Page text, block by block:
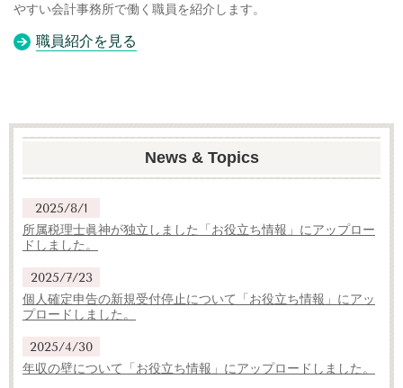
やすい会計事務所で働く職員を紹介します。
職員紹介を見る
News & Topics
2025/8/1
所属税理士眞神が独立しました「お役立ち情報」にアップロー
ドしました。
2025/7/23
個人確定申告の新規受付停止について「お役立ち情報」にアッ
プロードしました。
2025/4/30
年収の壁について「お役立ち情報」にアップロードしました。